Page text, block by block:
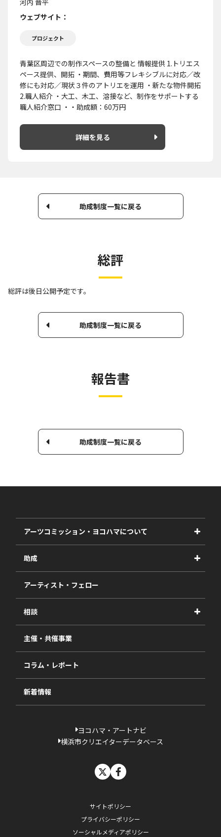
ウェブサイト
プロジェクト
青葉区周辺での制作スペースの整備と 情報提供 1.トリエス
ペース提供、開拓 ・期間、費用等フレキシブルに対応／改
修にも対応／現状３件のアトリエを運用 ・新たな物件開拓
2.職人紹介 ・大工、木工、溶接など、制作をサポートする
職人紹介窓口 ・・助成額：60万円
詳細を見る
助成制度一覧に戻る
総評
総評は後日公開予定です。
助成制度一覧に戻る
報告書
助成制度一覧に戻る
アーツコミッション・ヨコハマについて
事業紹介
事業報告書
助成
2027年度
2026年度
2025年度
2024年度
2023年度
過去の採択一覧
アーティスト・フェロー
相談
視察・ヒアリング・研究
相談依頼フォーム
主催・共催事業
コラム・レポート
新着情報
ヨコハマ・アートナビ
横浜市クリエイターデータベース
サイトポリシー
プライバシーポリシー
ソーシャルメディアポリシー